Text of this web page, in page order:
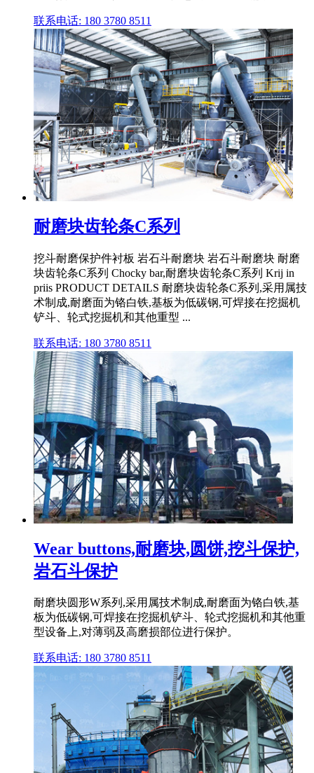
联系电话: 180 3780 8511
耐磨块齿轮条C系列
挖斗耐磨保护件衬板 岩石斗耐磨块 岩石斗耐磨块 耐磨
块齿轮条C系列 Chocky bar,耐磨块齿轮条C系列 Krij in
priis PRODUCT DETAILS 耐磨块齿轮条C系列,采用属技
术制成,耐磨面为铬白铁,基板为低碳钢,可焊接在挖掘机
铲斗、轮式挖掘机和其他重型 ...
联系电话: 180 3780 8511
Wear buttons,耐磨块,圆饼,挖斗保护,
岩石斗保护
耐磨块圆形W系列,采用属技术制成,耐磨面为铬白铁,基
板为低碳钢,可焊接在挖掘机铲斗、轮式挖掘机和其他重
型设备上,对薄弱及高磨损部位进行保护。
联系电话: 180 3780 8511